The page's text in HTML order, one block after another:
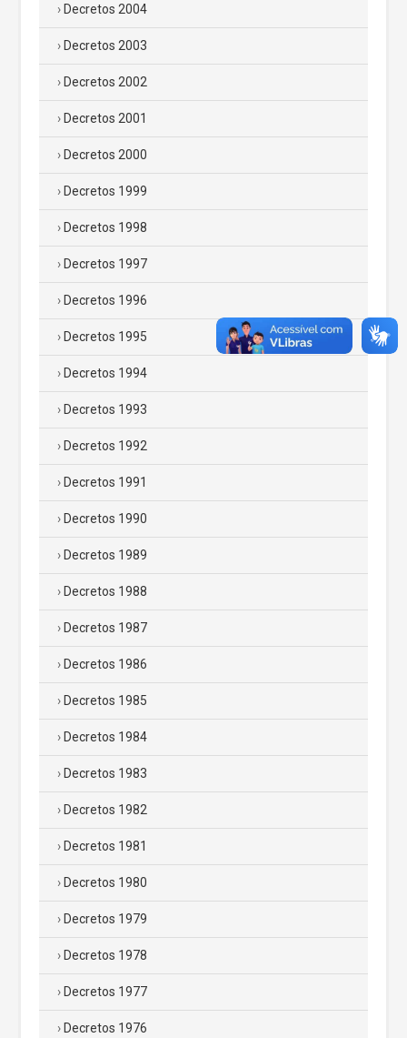
Decretos 2004
Decretos 2003
Decretos 2002
Decretos 2001
Decretos 2000
Decretos 1999
Decretos 1998
Decretos 1997
Decretos 1996
Decretos 1995
Decretos 1994
Decretos 1993
Decretos 1992
Decretos 1991
Decretos 1990
Decretos 1989
Decretos 1988
Decretos 1987
Decretos 1986
Decretos 1985
Decretos 1984
Decretos 1983
Decretos 1982
Decretos 1981
Decretos 1980
Decretos 1979
Decretos 1978
Decretos 1977
Decretos 1976